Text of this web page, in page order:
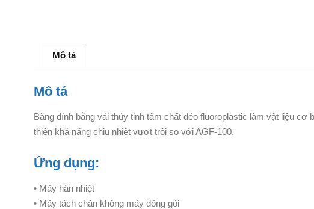
Mô tả
Mô tả
Băng dính bằng vải thủy tinh tẩm chất dẻo fluoroplastic làm vật liệu
thiện khả năng chịu nhiệt vượt trội so với AGF-100.
Ứng dụng:
• Máy hàn nhiệt
• Máy tách chân không máy đóng gói